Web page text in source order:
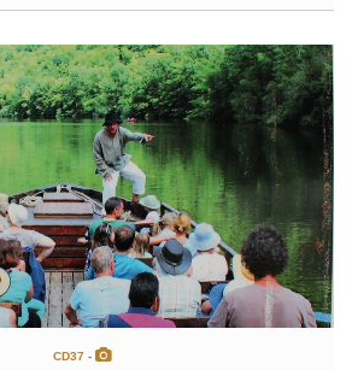
CD37 -